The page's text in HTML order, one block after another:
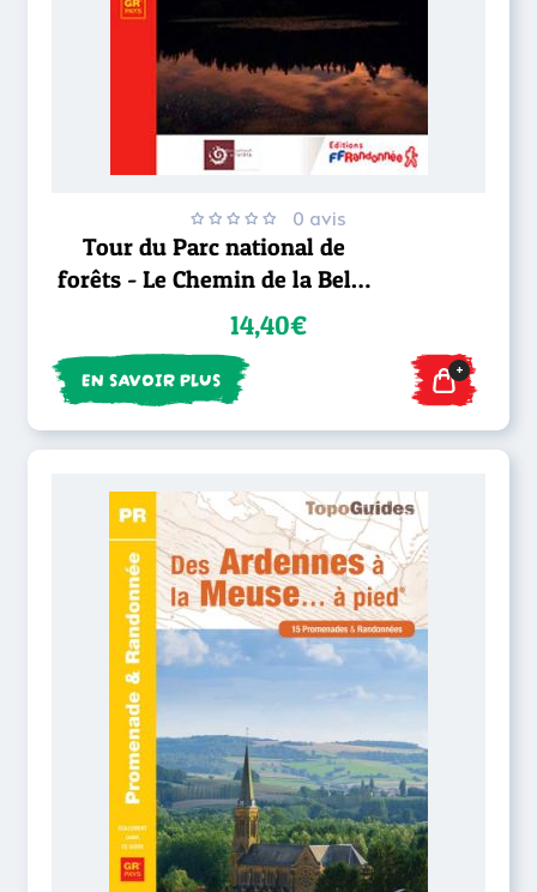
0 avis
Tour du Parc national de
forêts - Le Chemin de la Belle
étoile14,40€
EN SAVOIR PLUS +